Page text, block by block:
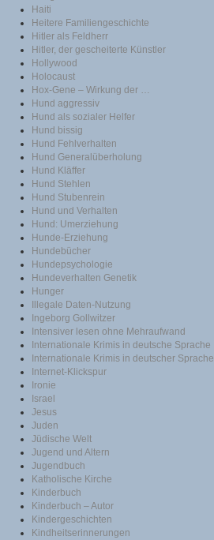
Haiti
Heitere Familiengeschichte
Hitler als Feldherr
Hitler, der gescheiterte Künstler
Hollywood
Holocaust
Hox-Gene – Wirkung der …
Hund aggressiv
Hund als sozialer Helfer
Hund bissig
Hund Fehlverhalten
Hund Generalüberholung
Hund Kläffer
Hund Stehlen
Hund Stubenrein
Hund und Verhalten
Hund: Umerziehung
Hunde-Erziehung
Hundebücher
Hundepsychologie
Hundeverhalten Genetik
Hunger
Illegale Daten-Nutzung
Ingeborg Gollwitzer
Intensiver lesen ohne Mehraufwand
Internationale Krimis in deutsche Sprache
Internationale Krimis in deutscher Sprache
Internet-Klickspur
Ironie
Israel
Jesus
Juden
Jüdische Welt
Jugend und Altern
Jugendbuch
Katholische Kirche
Kinderbuch
Kinderbuch – Autor
Kindergeschichten
Kindheitserinnerungen